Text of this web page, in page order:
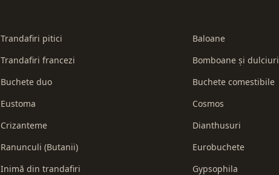
Trandafiri pitici
Trandafiri francezi
Buchete duo
Eustoma
Crizanteme
Ranunculi (Butanii)
Inimă din trandafiri
Baloane
Bomboane și dulciuri
Buchete comestibile
Cosmos
Dianthusuri
Eurobuchete
Gypsophila